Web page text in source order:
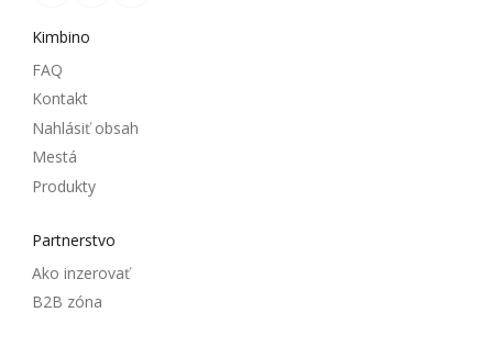
Kimbino
FAQ
Kontakt
Nahlásiť obsah
Mestá
Produkty
Partnerstvo
Ako inzerovať
B2B zóna